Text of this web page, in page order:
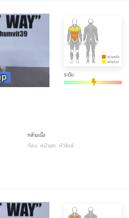
ระดับ
กล้ามเนื้อ
ท้อง หน้าอก หัวไหล่